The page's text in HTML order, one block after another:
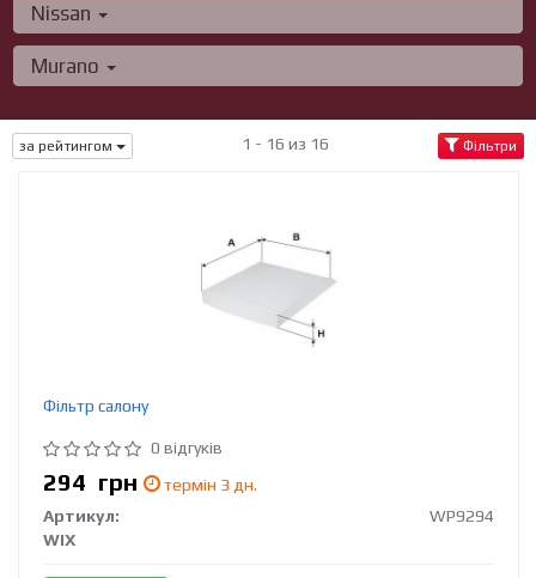
Nissan
Murano
за рейтингом 1 - 16 из 16 Фільтри
Фільтр салону
0 відгуків
294 грн
термін 3 дн.
Артикул:
WP9294
WIX